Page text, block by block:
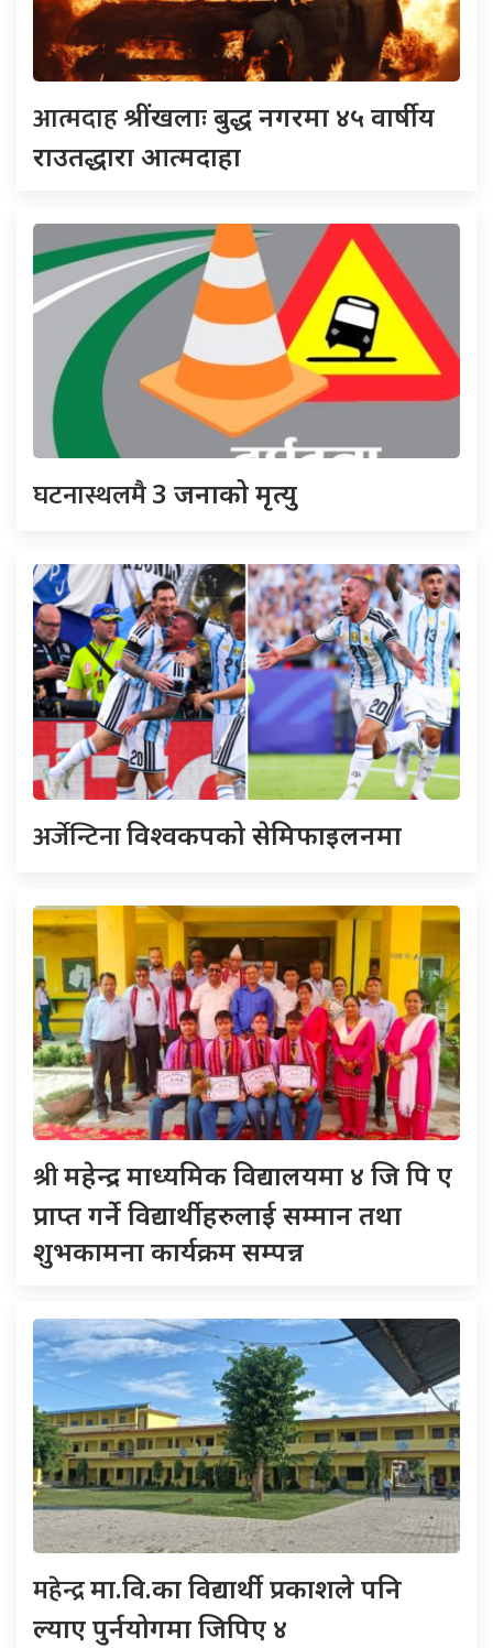
आत्मदाहश्रींखलाः बुद्ध नगरमा ४५ वार्षीय
राउतद्धारा आत्मदाहा
घटनास्थलमै3 जनाको मृत्यु
अर्जेन्टिनाविश्वकपको सेमिफाइलनमा
श्रीमहेन्द्र माध्यमिक विद्यालयमा ४ जि पि ए
प्राप्त गर्ने विद्यार्थीहरुलाई सम्मान तथा
शुभकामना कार्यक्रम सम्पन्न
महेन्द्रमा.वि.का विद्यार्थी प्रकाशले पनि
ल्याए पुर्नयोगमा जिपिए ४